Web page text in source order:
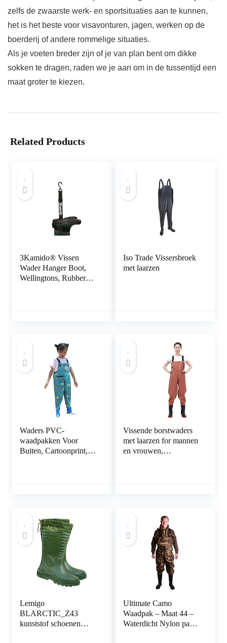
zelfs de zwaarste werk- en sportsituaties aan te kunnen,
het is het beste voor visavonturen, jagen, werken op de
boerderij of andere rommelige situaties.
Als je voeten breder zijn of je van plan bent om dikke
sokken te dragen, raden we je aan om in de tussentijd een
maat groter te kiezen.
Related Products
3Kamido® Vissen
Wader Hanger Boot,
Wellingtons, Rubberen
Iso Trade Vissersbroek
met laarzen
Waders PVC-
waadpakken Voor
Buiten, Cartoonprint,
Vissende borstwaders
met laarzen for mannen
en vrouwen,
Lemigo
BLARCTIC_Z43
kunststof schoenen
Ultimate Camo
Waadpak – Maat 44 –
Waterdicht Nylon pak